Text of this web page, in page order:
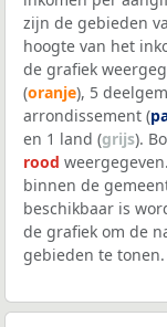
zijn de gebieden
hoogte van het
de grafiek
(oranje), 5
arrondissement (
en 1 land (grijs).
rood
binnen de
beschikbaar is
de grafiek om de
gebieden te tonen.